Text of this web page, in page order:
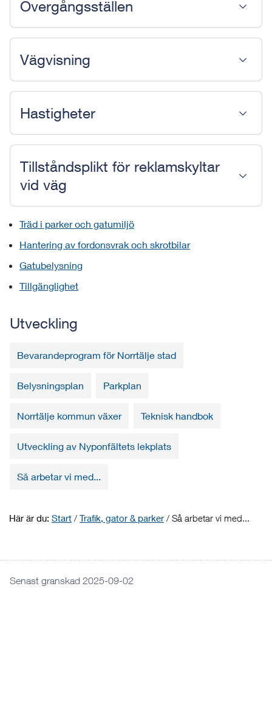
Övergångsställen
Vägvisning
Hastigheter
Tillståndsplikt för reklamskyltar
vid väg
Träd i parker och gatumiljö
Hantering av fordonsvrak och skrotbilar
Gatubelysning
Tillgänglighet
Utveckling
Bevarandeprogram för Norrtälje stad
Belysningsplan Parkplan
Norrtälje kommun växer Teknisk handbok
Utveckling av Nyponfältets lekplats
Så arbetar vi med...
Här är du: Start / Trafik, gator & parker / Så arbetar vi med...
Senast granskad 2025-09-02